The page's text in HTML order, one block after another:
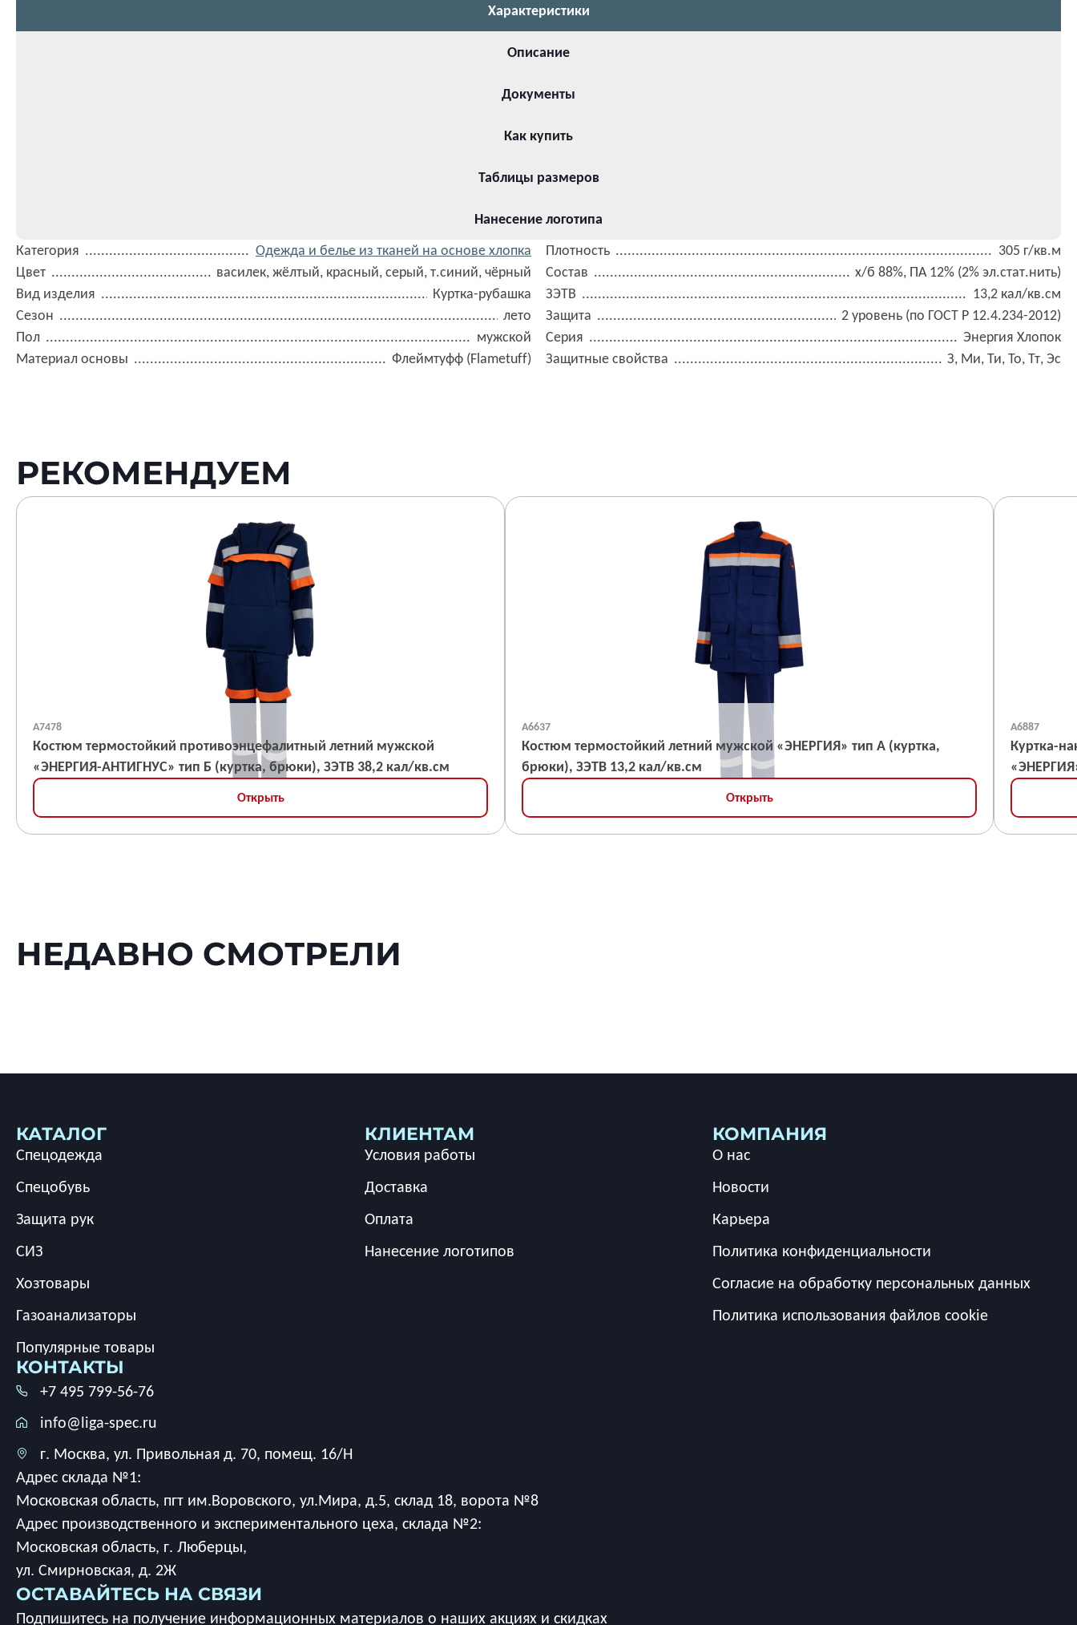
Характеристики
Описание
Документы
Как купить
Таблицы размеров
Нанесение логотипа
Категория
Одежда и белье из тканей на основе хлопка
Цвет
василек, жёлтый, красный, серый, т.синий, чёрный
Вид изделия
Куртка-рубашка
Сезон
лето
Пол
мужской
Материал основы
Флеймтуфф (Flametuff)
Плотность
305 г/кв.м
Состав
х/б 88%, ПА 12% (2% эл.стат.нить)
ЗЭТВ
13,2 кал/кв.см
Защита
2 уровень (по ГОСТ Р 12.4.234-2012)
Серия
Энергия Хлопок
Защитные свойства
З, Ми, Ти, То, Тт, Эс
РЕКОМЕНДУЕМ
А7478
Костюм термостойкий противоэнцефалитный летний мужской
«ЭНЕРГИЯ-АНТИГНУС» тип Б (куртка, брюки), ЗЭТВ 38,2 кал/кв.см
Открыть
А6637
Костюм термостойкий летний мужской «ЭНЕРГИЯ» тип А (куртка,
брюки), ЗЭТВ 13,2 кал/кв.см
Открыть
А6887
Куртка-
НЕДАВНО СМОТРЕЛИ
КАТАЛОГ
Спецодежда
Спецобувь
Защита рук
СИЗ
Хозтовары
Газоанализаторы
Популярные товары
КЛИЕНТАМ
Условия работы
Доставка
Оплата
Нанесение логотипов
КОМПАНИЯ
О нас
Новости
Карьера
Политика конфиденциальности
Согласие на обработку персональных данных
Политика использования файлов cookie
КОНТАКТЫ
+7 495 799-56-76
info@liga-spec.ru
г. Москва, ул. Привольная д. 70, помещ. 16/Н
Адрес склада №1:
Московская область, пгт им.Воровского, ул.Мира, д.5, склад 18, ворота №8
Адрес производственного и экспериментального цеха, склада №2:
Московская область, г. Люберцы,
ул. Смирновская, д. 2Ж
ОСТАВАЙТЕСЬ НА СВЯЗИ
Подпишитесь на получение информационных материалов о наших акциях и скидках